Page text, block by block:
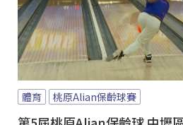
體育 桃原Alian保齡球賽